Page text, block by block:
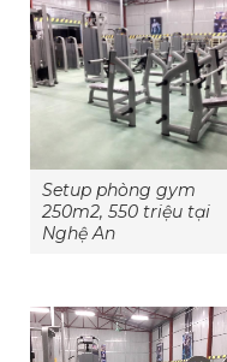
Setup phòng gym
250m2, 550 triệu tại
Nghệ An